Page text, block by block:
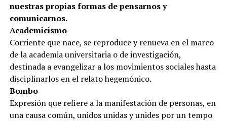
nuestras propias formas de pensarnos y
comunicarnos.
Academicismo
Corriente que nace, se reproduce y renueva en el marco
de la academia universitaria o de investigación,
destinada a evangelizar a los movimientos sociales hasta
disciplinarlos en el relato hegemónico.
Bombo
Expresión que refiere a la manifestación de personas, en
una causa común, unidos unidas y unides por un tempo